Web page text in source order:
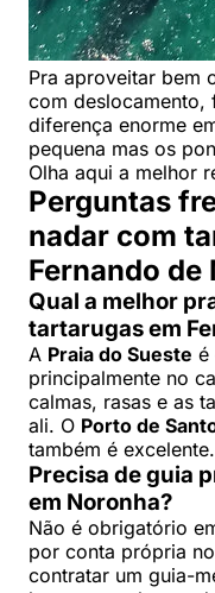
Pra aproveitar bem
com
diferença enorme
pequena mas os
Olha aqui a melhor
Perguntas
nadar com
Fernando de
Qual a melhor
tartarugas em
A Praia do Sueste é
principalmente no
calmas, rasas e as
ali. O Porto de
também é excelente.
Precisa de guia
em Noronha?
Não é obrigatório
por conta própria
contratar um guia-